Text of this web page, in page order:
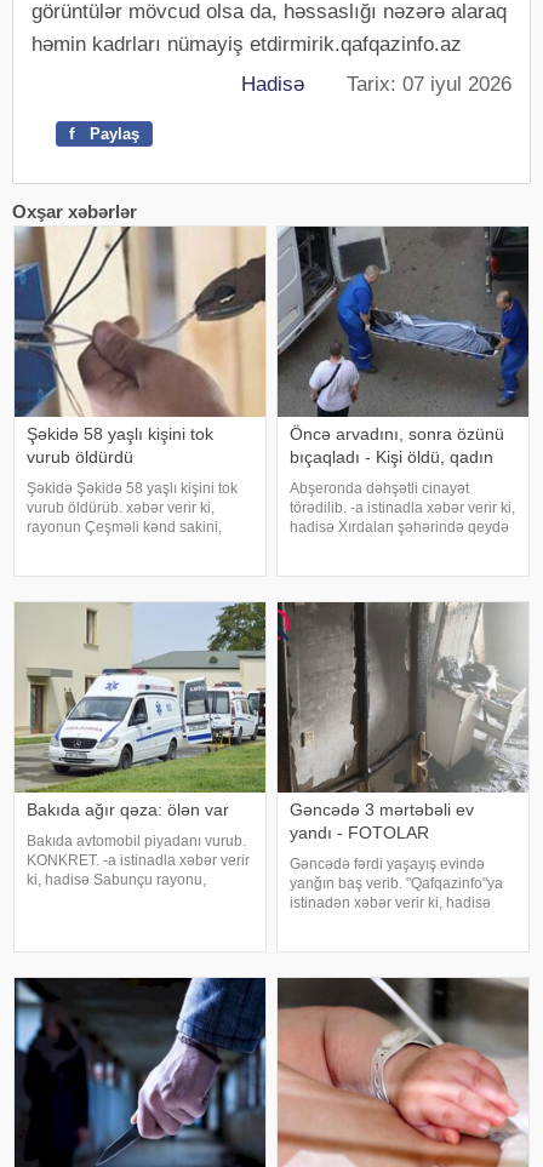
görüntülər mövcud olsa da, həssaslığı nəzərə alaraq
həmin kadrları nümayiş etdirmirik.qafqazinfo.az
Hadisə Tarix: 07 iyul 2026
f Paylaş
Oxşar xəbərlər
Şəkidə 58 yaşlı kişini tok
vurub öldürdü
Şəkidə Şəkidə 58 yaşlı kişini tok
vurub öldürüb. xəbər verir ki,
rayonun Çeşməli kənd sakini,
xəsarətlərdən dünyasını dəyişib.
Faktla bağl
Öncə arvadını, sonra özünü
bıçaqladı - Kişi öldü, qadın
Abşeronda dəhşətli cinayət
törədilib. -a istinadla xəbər verir ki,
hadisə Xırdalan şəhərində qeydə
özünü bıçaqlayıb. Nəticəd
Bakıda ağır qəza: ölən var
Bakıda avtomobil piyadanı vurub.
KONKRET. -a istinadla xəbər verir
ki, hadisə Sabunçu rayonu,
etdiyi avtomobillə yolu keçən
piyada Həsənbal
Gəncədə 3 mərtəbəli ev
yandı - FOTOLAR
Gəncədə fərdi yaşayış evində
yanğın baş verib. "Qafqazinfo"ya
istinadən xəbər verir ki, hadisə
Yanğının söndürülməsi üçün